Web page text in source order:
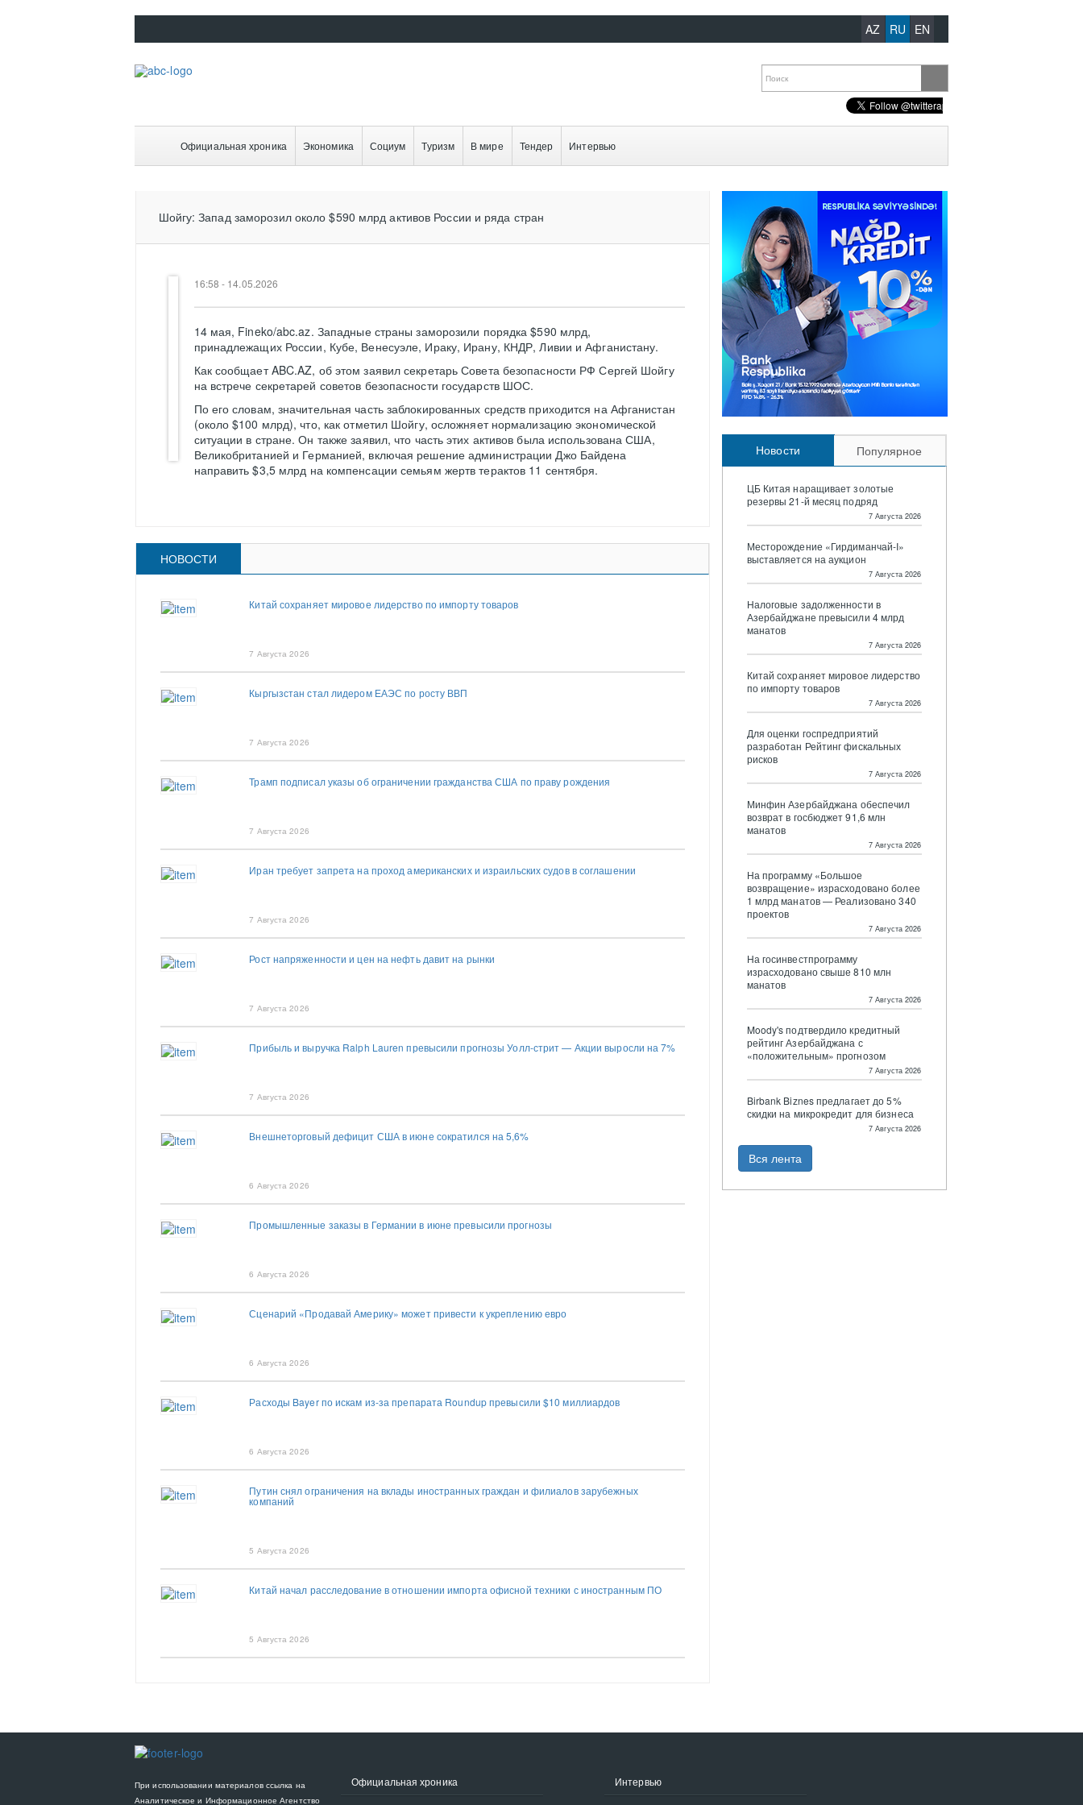
AZ RU EN
Официальная хроника Экономика Социум Туризм В мире Тендер Интервью
Шойгу: Запад заморозил около $590 млрд активов России и ряда стран
16:58 - 14.05.2026
14 мая, Fineko/abc.az. Западные страны заморозили порядка $590 млрд,
принадлежащих России, Кубе, Венесуэле, Ираку, Ирану, КНДР, Ливии и Афганистану.
Как сообщает ABC.AZ, об этом заявил секретарь Совета безопасности РФ Сергей Шойгу
на встрече секретарей советов безопасности государств ШОС.
По его словам, значительная часть заблокированных средств приходится на Афганистан
(около $100 млрд), что, как отметил Шойгу, осложняет нормализацию экономической
ситуации в стране. Он также заявил, что часть этих активов была использована США,
Великобританией и Германией, включая решение администрации Джо Байдена
направить $3,5 млрд на компенсации семьям жертв терактов 11 сентября.
НОВОСТИ
Китай сохраняет мировое лидерство по импорту товаров
7 Августа 2026
Кыргызстан стал лидером ЕАЭС по росту ВВП
7 Августа 2026
Трамп подписал указы об ограничении гражданства США по праву рождения
7 Августа 2026
Иран требует запрета на проход американских и израильских судов в соглашении
7 Августа 2026
Рост напряженности и цен на нефть давит на рынки
7 Августа 2026
Прибыль и выручка Ralph Lauren превысили прогнозы Уолл-стрит — Акции выросли на 7%
7 Августа 2026
Внешнеторговый дефицит США в июне сократился на 5,6%
6 Августа 2026
Промышленные заказы в Германии в июне превысили прогнозы
6 Августа 2026
Сценарий «Продавай Америку» может привести к укреплению евро
6 Августа 2026
Расходы Bayer по искам из-за препарата Roundup превысили $10 миллиардов
6 Августа 2026
Путин снял ограничения на вклады иностранных граждан и филиалов зарубежных
компаний
5 Августа 2026
Китай начал расследование в отношении импорта офисной техники с иностранным ПО
5 Августа 2026
Новости Популярное
ЦБ Китая наращивает золотые
резервы 21-й месяц подряд
7 Августа 2026
Месторождение «Гирдиманчай-I»
выставляется на аукцион
7 Августа 2026
Налоговые задолженности в
Азербайджане превысили 4 млрд
манатов
7 Августа 2026
Китай сохраняет мировое лидерство
по импорту товаров
7 Августа 2026
Для оценки госпредприятий
разработан Рейтинг фискальных
рисков
7 Августа 2026
Минфин Азербайджана обеспечил
возврат в госбюджет 91,6 млн
манатов
7 Августа 2026
На программу «Большое
возвращение» израсходовано более
1 млрд манатов — Реализовано 340
проектов
7 Августа 2026
На госинвестпрограмму
израсходовано свыше 810 млн
манатов
7 Августа 2026
Moody's подтвердило кредитный
рейтинг Азербайджана с
«положительным» прогнозом
7 Августа 2026
Birbank Biznes предлагает до 5%
скидки на микрокредит для бизнеса
7 Августа 2026
Вся лента
При использовании материалов ссылка на
Аналитическое и Информационное Агентство
Официальная хроника
Интервью